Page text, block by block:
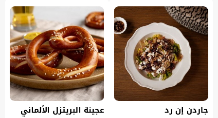
جاردن إن رد عجينة البريتزل الألماني